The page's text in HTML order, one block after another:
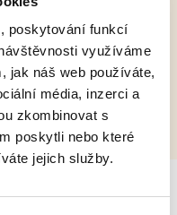
poskytování funkcí
využíváme
jak náš web používáte,
média, inzerci a
zkombinovat s
poskytli nebo které
jejich služby.
není ve vaší zemi k